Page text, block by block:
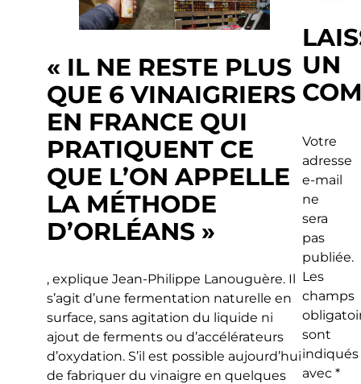
« IL NE RESTE PLUS
QUE 6 VINAIGRIERS
EN FRANCE QUI
PRATIQUENT CE
QUE L’ON APPELLE
LA MÉTHODE
D’ORLÉANS »
, explique Jean-Philippe Lanouguère. Il
s’agit d’une fermentation naturelle en
surface, sans agitation du liquide ni
ajout de ferments ou d’accélérateurs
d’oxydation. S’il est possible aujourd’hui
de fabriquer du vinaigre en quelques
UN
Votre
adresse
e-mail
ne
sera
pas
publiée.
Les
champs
sont
indiqués
avec *